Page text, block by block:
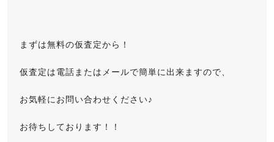
まずは無料の仮査定から！
仮査定は電話またはメールで簡単に出来ますので、
お気軽にお問い合わせください♪
お待ちしております！！